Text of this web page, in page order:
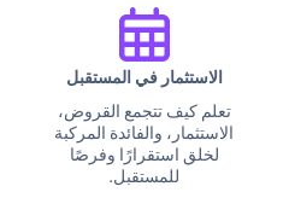
الاستثمار في المستقبل
تعلم كيف تتجمع القروض،
الاستثمار، والفائدة المركبة
لخلق استقرارًا وفرصًا
للمستقبل.